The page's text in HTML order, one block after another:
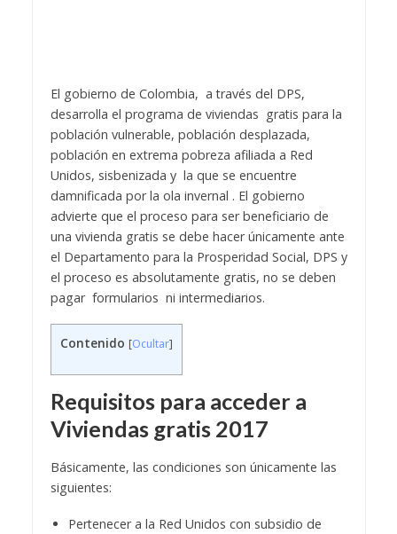
El gobierno de Colombia, a través del DPS,
desarrolla el programa de viviendas gratis para la
población vulnerable, población desplazada,
población en extrema pobreza afiliada a Red
Unidos, sisbenizada y la que se encuentre
damnificada por la ola invernal . El gobierno
advierte que el proceso para ser beneficiario de
una vivienda gratis se debe hacer únicamente ante
el Departamento para la Prosperidad Social, DPS y
el proceso es absolutamente gratis, no se deben
pagar formularios ni intermediarios.
Contenido [Ocultar]
Requisitos para acceder a
Viviendas gratis 2017
Básicamente, las condiciones son únicamente las
siguientes:
Pertenecer a la Red Unidos con subsidio de